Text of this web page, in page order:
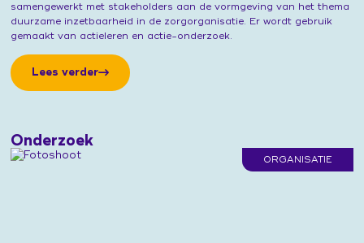
samengewerkt met stakeholders aan de vormgeving van het thema
duurzame inzetbaarheid in de zorgorganisatie. Er wordt gebruik
gemaakt van actieleren en actie-onderzoek.
Lees verder
Onderzoek
ORGANISATIE